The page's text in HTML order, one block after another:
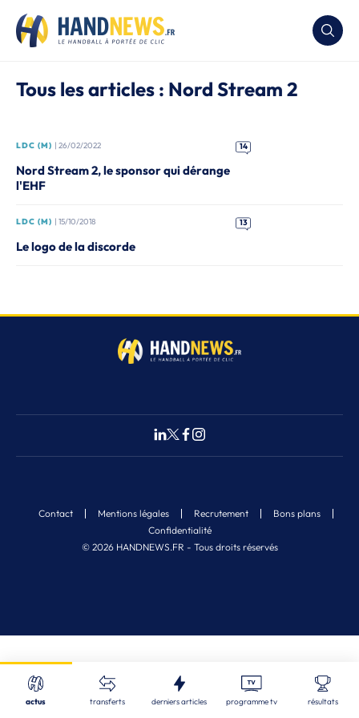
Recherche
Tous les articles : Nord Stream 2
LDC (M) | 26/02/2022 14
Nord Stream 2, le sponsor qui dérange
l'EHF
LDC (M) | 15/10/2018 13
Le logo de la discorde
© 2026 HANDNEWS.FR - Tous droits réservés
Contact Mentions légales Recrutement
Bons plans
Confidentialité
actus transferts derniers articles programme tv résultats
Nos derniers articles
CDF | 05/08/2026